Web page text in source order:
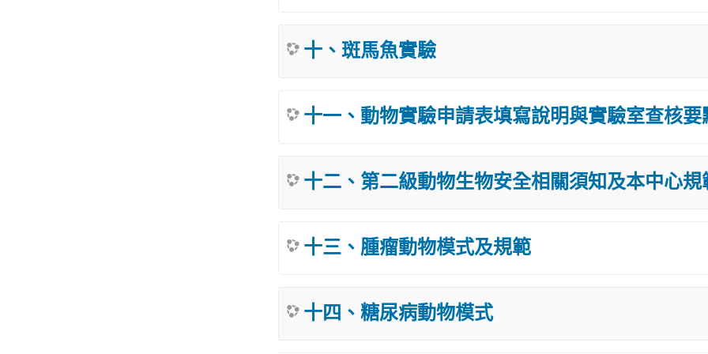
十、斑馬魚實驗
十一、動物實驗申請表填寫說明與實驗室查核要
十二、第二級動物生物安全相關須知及本中心規
十三、腫瘤動物模式及規範
十四、糖尿病動物模式